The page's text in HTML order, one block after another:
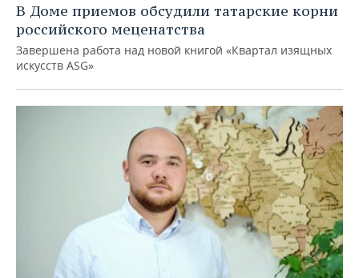
В Доме приемов обсудили татарские корни
российского меценатства
Завершена работа над новой книгой «Квартал изящных
искусств ASG»